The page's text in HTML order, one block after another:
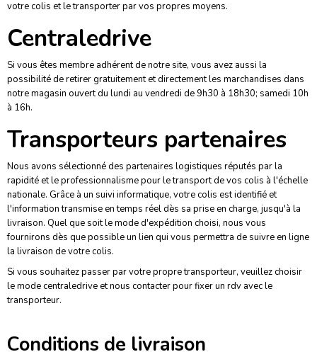
votre colis et le transporter par vos propres moyens.
Centraledrive
Si vous êtes membre adhérent de notre site, vous avez aussi la
possibilité de retirer gratuitement et directement les marchandises dans
notre magasin ouvert du lundi au vendredi de9h30 à 18h30; samedi 10h
à 16h.
Transporteurs partenaires
Nous avons sélectionné des partenaires logistiques réputés par la
rapidité et le professionnalisme pour le transport de vos colis à l'échelle
nationale. Grâce à un suivi informatique, votre colis est identifié et
l'information transmise en temps réel dès sa prise en charge, jusqu'à la
livraison. Quel que soit le mode d'expédition choisi, nous vous
fournirons dès que possible un lien qui vous permettra de suivre en ligne
la livraison de votre colis.
Si vous souhaitez passer par votre propre transporteur, veuillez choisir
le mode centraledrive et nous contacter pour fixer un rdv avec le
transporteur.
Conditions de livraison